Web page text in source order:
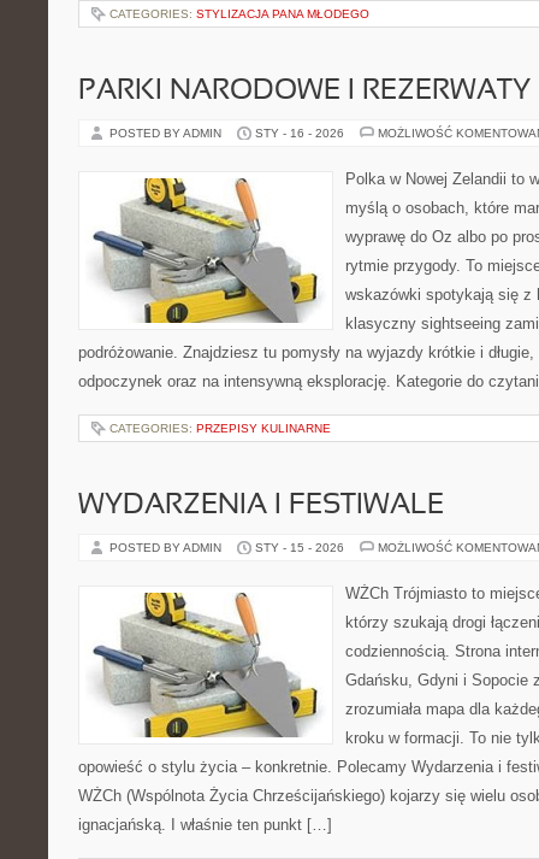
CATEGORIES: STYLIZACJA PANA MŁODEGO
PARKI NARODOWE I
POSTED BY ADMIN STY - 16 - 2026 MOŻLIWOŚĆ
Polka w Nowej Zelandii to
myślą o osobach, które
wyprawę do Oz albo po
rytmie przygody. To
wskazówki spotykają się z
klasyczny sightseeing
podróżowanie. Znajdziesz tu pomysły na wyjazdy krótkie i
odpoczynek oraz na intensywną eksplorację. Kategorie do
CATEGORIES: PRZEPISY KULINARNE
WYDARZENIA I FESTIWALE
POSTED BY ADMIN STY - 15 - 2026 MOŻLIWOŚĆ
WŻCh Trójmiasto to
którzy szukają drogi
codziennością. Strona
Gdańsku, Gdyni i Sopocie
zrozumiała mapa dla
kroku w formacji. To nie
opowieść o stylu życia – konkretnie. Polecamy Wydarzenia i
WŻCh (Wspólnota Życia Chrześcijańskiego) kojarzy się wielu
ignacjańską. I właśnie ten punkt […]